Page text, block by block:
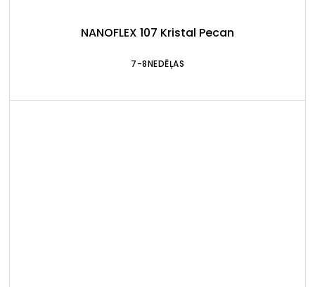
NANOFLEX 107 Kristal Pecan
7-8NEDĒĻAS